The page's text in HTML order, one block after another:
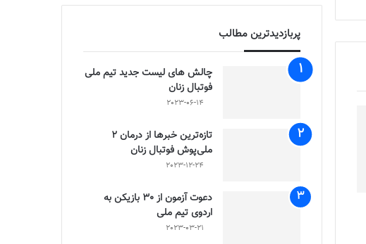
پربازدیدترین مطالب
چالش هاى ليست جدید تيم ملى
فوتبال زنان
2023-06-14
تازه‌ترین خبرها از درمان ۲
ملی‌پوش فوتبال زنان
2023-12-24
دعوت آزمون از 30 بازیکن به
اردوی تیم ملی
2023-03-21